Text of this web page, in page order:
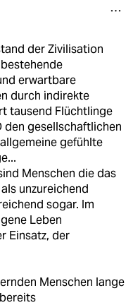
der Zivilisation
erwartbare
durch indirekte
tausend Flüchtlinge
den gesellschaftlichen
gefühlte
Menschen die das
unzureichend
sogar. Im
Leben
Einsatz, der
Menschen lange